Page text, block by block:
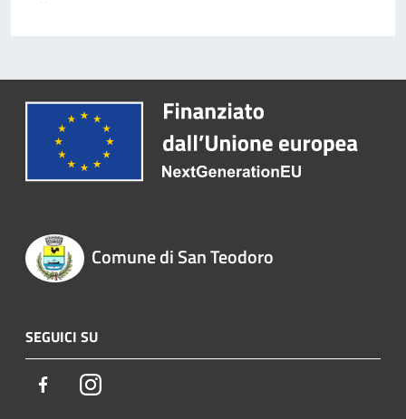
Comune di San Teodoro
SEGUICI SU
FacebookInstagram